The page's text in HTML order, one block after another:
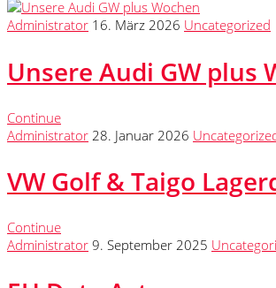
Administrator 16. März 2026 Uncategorized
Unsere Audi GW plus
Continue
Administrator 28. Januar 2026
VW Golf & Taigo
Continue
Administrator 9. September 2025